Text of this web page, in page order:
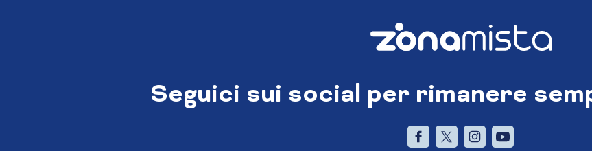
Seguici sui social per rimanere